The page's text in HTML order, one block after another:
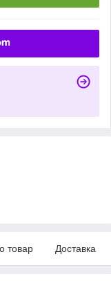
товар Доставка